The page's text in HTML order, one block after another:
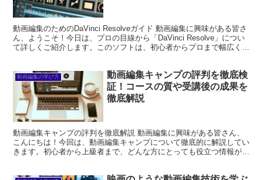
動画編集のためのDaVinci Resolveガイド 動画編集に興味がある皆さ
ん、ようこそ！今日は、プロの目線から「DaVinci Resolve」につい
て詳しくご紹介します。このソフトは、初心者からプロまで幅広く使
動画編集の学び方
動画編集キャンプの評判を徹底検
証！コースの質や受講後の成果を
徹底解説
動画編集キャンプの評判を徹底解説 動画編集に興味がある皆さん、
こんにちは！今回は、動画編集キャンプについて徹底的に解説してい
きます。初心者から上級者まで、どんな方にとっても役立つ情報が満